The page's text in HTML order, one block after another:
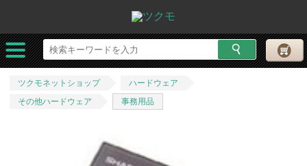
ツクモネットショップ
ハードウェア
その他ハードウェア
事務用品